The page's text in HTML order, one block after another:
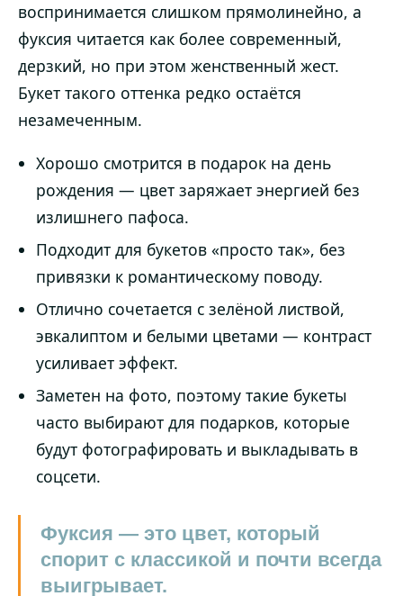
воспринимается слишком прямолинейно, а
фуксия читается как более современный,
дерзкий, но при этом женственный жест.
Букет такого оттенка редко остаётся
незамеченным.
Хорошо смотрится в подарок на день
рождения — цвет заряжает энергией без
излишнего пафоса.
Подходит для букетов «просто так», без
привязки к романтическому поводу.
Отлично сочетается с зелёной листвой,
эвкалиптом и белыми цветами — контраст
усиливает эффект.
Заметен на фото, поэтому такие букеты
часто выбирают для подарков, которые
будут фотографировать и выкладывать в
соцсети.
Фуксия — это цвет, который
спорит с классикой и почти всегда
выигрывает.